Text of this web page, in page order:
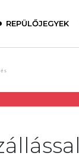
REPÜLŐJEGYEK